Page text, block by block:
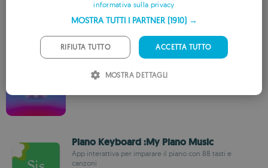
simulatore di piano
OnlinePianist:Play Piano Songs
Impara il piano con migliaia di lezioni interattive per tutti
Piano Keyboard :My Piano Music
App interattiva per imparare il piano con 88 tasti e
canzoni
PORTUGUESE
informativa sulla privacy
MOSTRA TUTTI I PARTNER (1910) →
ACCETTA TUTTO
RIFIUTA TUTTO
MOSTRA DETTAGLI